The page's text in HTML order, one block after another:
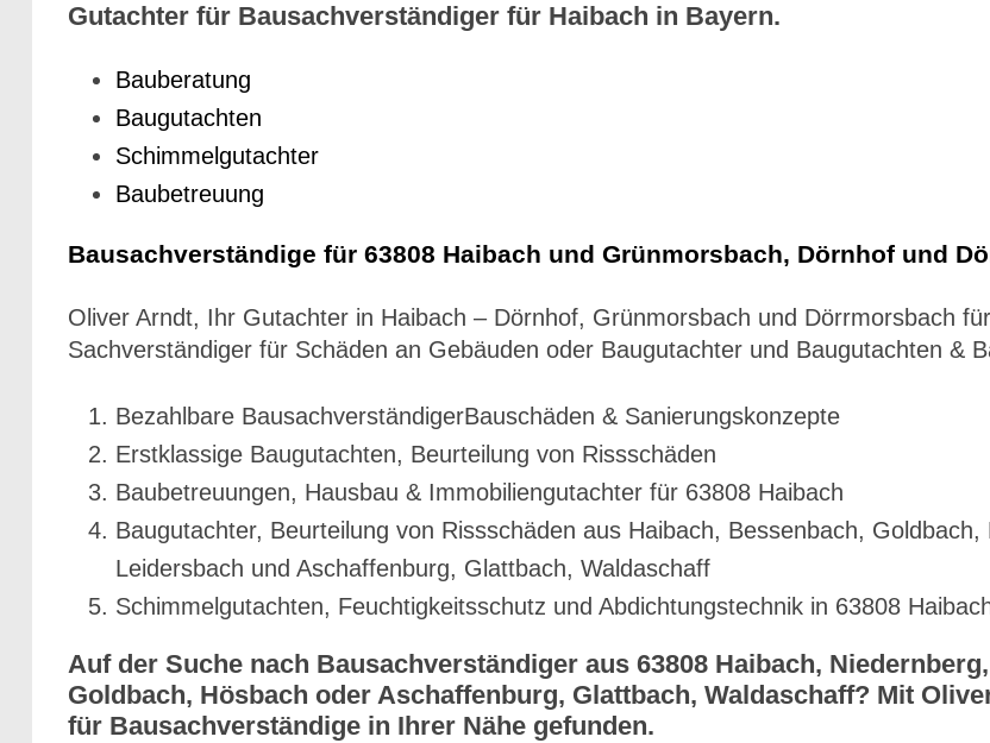
Gutachter für Bausachverständiger für Haibach in Bayern.
Bauberatung
Baugutachten
Schimmelgutachter
Baubetreuung
Bausachverständige für 63808 Haibach und Grünmorsbach, Dörnhof und
Oliver Arndt, Ihr Gutachter in Haibach – Dörnhof, Grünmorsbach und Dörrmorsbach
Sachverständiger für Schäden an Gebäuden oder Baugutachter und Baugutachten &
Bezahlbare BausachverständigerBauschäden & Sanierungskonzepte
Erstklassige Baugutachten, Beurteilung von Rissschäden
Baubetreuungen, Hausbau & Immobiliengutachter für 63808 Haibach
Baugutachter, Beurteilung von Rissschäden aus Haibach, Bessenbach,
Leidersbach und Aschaffenburg, Glattbach, Waldaschaff
Schimmelgutachten, Feuchtigkeitsschutz und Abdichtungstechnik in 63808
Auf der Suche nach Bausachverständiger aus 63808 Haibach,
Goldbach, Hösbach oder Aschaffenburg, Glattbach, Waldaschaff? Mit
für Bausachverständige in Ihrer Nähe gefunden.